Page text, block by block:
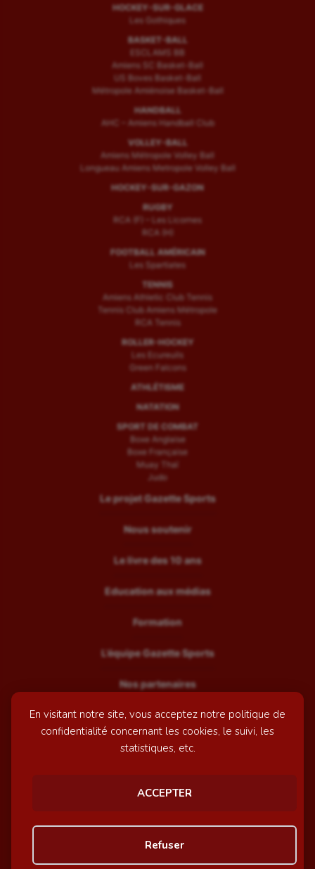
En visitant notre site, vous acceptez notre politique de
confidentialité concernant les cookies, le suivi, les
statistiques, etc.
ACCEPTER
Refuser
HOCKEY-SUR-GLACE
Les Gothiques
BASKET-BALL
ESCLAMS BB
Amiens SC Basket-Ball
US Boves Basket-Ball
Métropole Amiénoise Basket-Ball
HANDBALL
AHC – Amiens Handball Club
VOLLEY-BALL
Amiens Métropole Volley Ball
Longueau Amiens Metropole Volley Ball
HOCKEY-SUR-GAZON
RUGBY
RCA (F) – Les Licornes
RCA (H)
FOOTBALL AMÉRICAIN
Les Spartiates
TENNIS
Amiens Athletic Club Tennis
Tennis Club Amiens Métropole
RCA Tennis
ROLLER-HOCKEY
Les Ecureuils
Green Falcons
ATHLÉTISME
NATATION
SPORT DE COMBAT
Boxe Anglaise
Boxe Française
Muay Thaï
Judo
Le projet Gazette Sports
Nous soutenir
Le livre des 10 ans
Education aux médias
Formation
L’équipe Gazette Sports
Nos partenaires
Recrutement
Mentions légales
© GazetteSports - 2026 | Site internet réalisé par
Awelty